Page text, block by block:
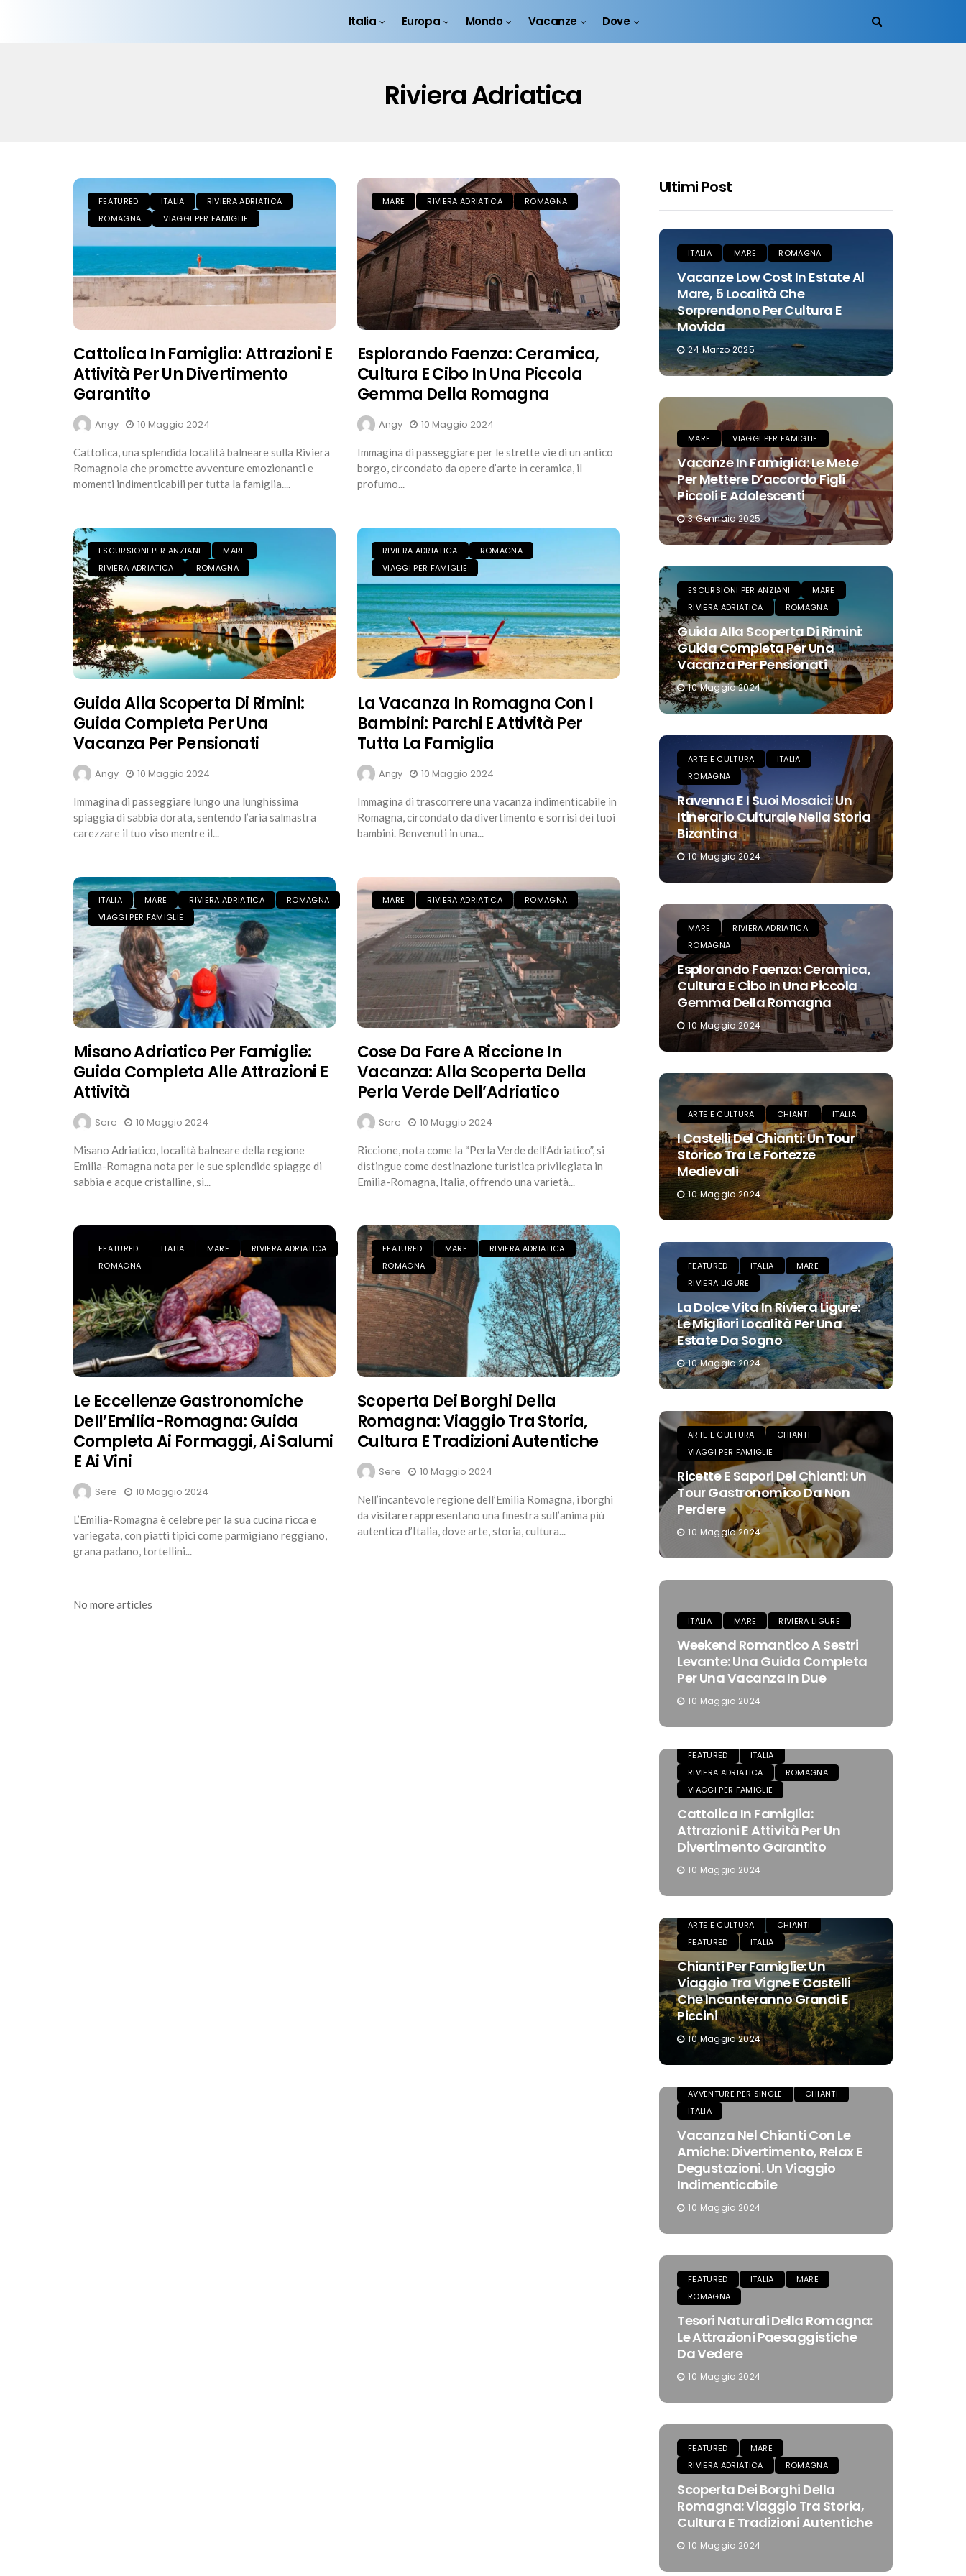
Italia Europa Mondo Vacanze Dove
Riviera Adriatica
FEATURED ITALIA
RIVIERA ADRIATICA
ROMAGNA
VIAGGI PER FAMIGLIE
Cattolica In Famiglia: Attrazioni E
Attività Per Un Divertimento
Garantito
Angy 10 Maggio 2024
Cattolica, una splendida località balneare sulla Riviera
Romagnola che promette avventure emozionanti e
momenti indimenticabili per tutta la famiglia....
MARE RIVIERA ADRIATICA ROMAGNA
Esplorando Faenza: Ceramica,
Cultura E Cibo In Una Piccola
Gemma Della Romagna
Angy 10 Maggio 2024
Immagina di passeggiare per le strette vie di un antico
borgo, circondato da opere d’arte in ceramica, il
profumo...
ESCURSIONI PER ANZIANI
MARE
RIVIERA ADRIATICA
ROMAGNA
Guida Alla Scoperta Di Rimini:
Guida Completa Per Una
Vacanza Per Pensionati
Angy 10 Maggio 2024
Immagina di passeggiare lungo una lunghissima
spiaggia di sabbia dorata, sentendo l’aria salmastra
carezzare il tuo viso mentre il...
RIVIERA ADRIATICA
ROMAGNA
VIAGGI PER FAMIGLIE
La Vacanza In Romagna Con I
Bambini: Parchi E Attività Per
Tutta La Famiglia
Angy 10 Maggio 2024
Immagina di trascorrere una vacanza indimenticabile in
Romagna, circondato da divertimento e sorrisi dei tuoi
bambini. Benvenuti in una...
ITALIA MARE RIVIERA ADRIATICA
ROMAGNA
VIAGGI PER FAMIGLIE
Misano Adriatico Per Famiglie:
Guida Completa Alle Attrazioni E
Attività
Sere 10 Maggio 2024
Misano Adriatico, località balneare della regione
Emilia-Romagna nota per le sue splendide spiagge di
sabbia e acque cristalline, si...
MARE RIVIERA ADRIATICA ROMAGNA
Cose Da Fare A Riccione In
Vacanza: Alla Scoperta Della
Perla Verde Dell’Adriatico
Sere 10 Maggio 2024
Riccione, nota come la “Perla Verde dell’Adriatico”, si
distingue come destinazione turistica privilegiata in
Emilia-Romagna, Italia, offrendo una varietà...
FEATURED ITALIA MARE
RIVIERA ADRIATICA
ROMAGNA
Le Eccellenze Gastronomiche
Dell’Emilia-Romagna: Guida
Completa Ai Formaggi, Ai Salumi
E Ai Vini
Sere 10 Maggio 2024
L’Emilia-Romagna è celebre per la sua cucina ricca e
variegata, con piatti tipici come parmigiano reggiano,
grana padano, tortellini...
FEATURED MARE
RIVIERA ADRIATICA
ROMAGNA
Scoperta Dei Borghi Della
Romagna: Viaggio Tra Storia,
Cultura E Tradizioni Autentiche
Sere 10 Maggio 2024
Nell’incantevole regione dell’Emilia Romagna, i borghi
da visitare rappresentano una finestra sull’anima più
autentica d’Italia, dove arte, storia, cultura...
No more articles
Ultimi Post
ITALIA MARE ROMAGNA
Vacanze Low Cost In Estate Al
Mare, 5 Località Che
Sorprendono Per Cultura E
Movida
24 Marzo 2025
MARE VIAGGI PER FAMIGLIE
Vacanze In Famiglia: Le Mete
Per Mettere D’accordo Figli
Piccoli E Adolescenti
3 Gennaio 2025
ESCURSIONI PER ANZIANI
MARE
RIVIERA ADRIATICA
ROMAGNA
Guida Alla Scoperta Di Rimini:
Guida Completa Per Una
Vacanza Per Pensionati
10 Maggio 2024
ARTE E CULTURA
ITALIA
ROMAGNA
Ravenna E I Suoi Mosaici: Un
Itinerario Culturale Nella Storia
Bizantina
10 Maggio 2024
MARE
RIVIERA ADRIATICA
ROMAGNA
Esplorando Faenza: Ceramica,
Cultura E Cibo In Una Piccola
Gemma Della Romagna
10 Maggio 2024
ARTE E CULTURA CHIANTI ITALIA
I Castelli Del Chianti: Un Tour
Storico Tra Le Fortezze
Medievali
10 Maggio 2024
FEATURED ITALIA
MARE
RIVIERA LIGURE
La Dolce Vita In Riviera Ligure:
Le Migliori Località Per Una
Estate Da Sogno
10 Maggio 2024
ARTE E CULTURA
CHIANTI
VIAGGI PER FAMIGLIE
Ricette E Sapori Del Chianti: Un
Tour Gastronomico Da Non
Perdere
10 Maggio 2024
ITALIA MARE RIVIERA LIGURE
Weekend Romantico A Sestri
Levante: Una Guida Completa
Per Una Vacanza In Due
10 Maggio 2024
FEATURED
ITALIA
RIVIERA ADRIATICA
ROMAGNA
VIAGGI PER FAMIGLIE
Cattolica In Famiglia:
Attrazioni E Attività Per Un
Divertimento Garantito
10 Maggio 2024
ARTE E CULTURA
CHIANTI
FEATURED
ITALIA
Chianti Per Famiglie: Un
Viaggio Tra Vigne E Castelli
Che Incanteranno Grandi E
Piccini
10 Maggio 2024
AVVENTURE PER SINGLE
CHIANTI
ITALIA
Vacanza Nel Chianti Con Le
Amiche: Divertimento, Relax E
Degustazioni. Un Viaggio
Indimenticabile
10 Maggio 2024
FEATURED ITALIA
MARE
ROMAGNA
Tesori Naturali Della Romagna:
Le Attrazioni Paesaggistiche
Da Vedere
10 Maggio 2024
FEATURED
MARE
RIVIERA ADRIATICA
ROMAGNA
Scoperta Dei Borghi Della
Romagna: Viaggio Tra Storia,
Cultura E Tradizioni Autentiche
10 Maggio 2024